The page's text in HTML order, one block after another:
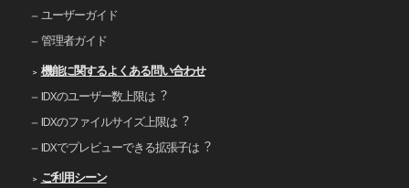
ユーザーガイド
管理者ガイド
機能に関するよくある問い合わせ
IDXのユーザー数上限は︖
IDXのファイルサイズ上限は︖
IDXでプレビューできる拡張⼦は︖
ご利⽤シーン